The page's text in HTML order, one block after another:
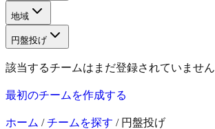
地域
円盤投げ
該当するチームはまだ登録されていません
最初のチームを作成する
ホーム /チームを探す / 円盤投げ